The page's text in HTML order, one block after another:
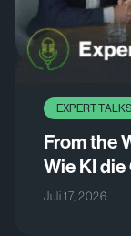
EXPERT TALKS
From the
Wie KI
Juli 17, 2026